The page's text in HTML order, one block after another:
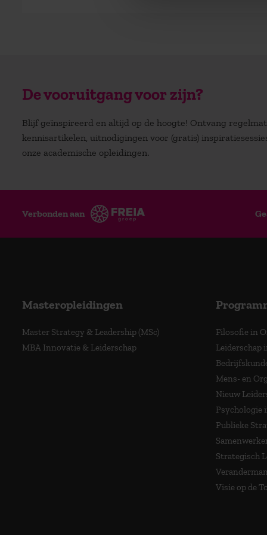
De vooruitgang voor zijn?
Blijf geïnspireerd en altijd op de hoogte! Ontvang
kennisartikelen, uitnodigingen voor (gratis)
onze academische opleidingen.
Verbonden aan
Masteropleidingen
Master Strategy & Leadership (MSc)
MBA Innovatie & Leiderschap
Filosofie in
Leiderschap
Mens- en
Nieuw
Psychologie
Publieke
Strategisch
Visie op de